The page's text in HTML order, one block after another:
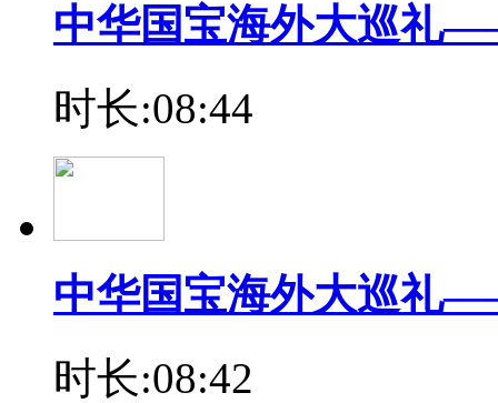
中华国宝海外大巡礼
时长:08:44
中华国宝海外大巡礼
时长:08:42